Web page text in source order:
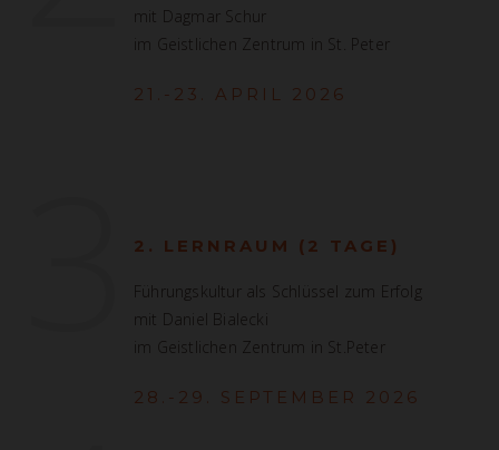
mit Dagmar Schur
im Geistlichen Zentrum in St. Peter
21.-23. APRIL 2026
2. LERNRAUM (2 TAGE)
Führungskultur als Schlüssel zum Erfolg
mit Daniel Bialecki
im Geistlichen Zentrum in St.Peter
28.-29. SEPTEMBER 2026